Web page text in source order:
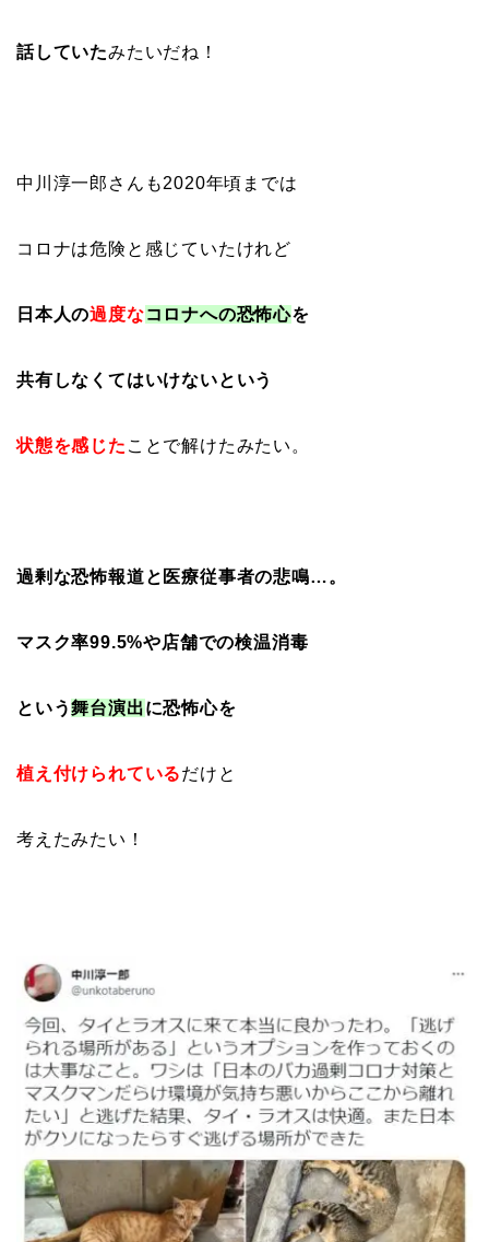
話していたみたいだね！
中川淳一郎さんも2020年頃までは
コロナは危険と感じていたけれど
日本人の過度なコロナへの恐怖心を
共有しなくてはいけないという
状態を感じた ことで解けたみたい。
過剰な恐怖報道と医療従事者の悲鳴…。
マスク率99.5%や店舗での検温消毒
という舞台演出に恐怖心を
植え付けられているだけと
考えたみたい！